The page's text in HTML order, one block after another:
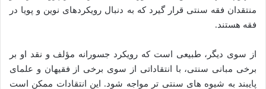
منتقدان فقه سنتی قرار گیرد که به دنبال رویکردهای نوین و پویا در
فقه هستند.
از سوی دیگر، طبیعی است که رویکرد جسورانه مؤلف و نقد او بر
برخی مبانی سنتی، با انتقاداتی از سوی برخی از فقیهان و علمای
پایبند به شیوه های سنتی تر مواجه شود. این انتقادات ممکن است